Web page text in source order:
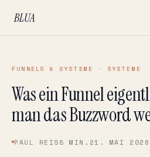
BLUA
FUNNELS & SYSTEME · SYSTEME
Was ein Funnel
man das Buzzword
PAUL REIS8 MIN. 21. MAI 2026